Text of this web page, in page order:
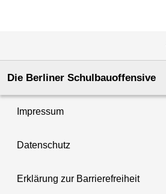
Die Berliner Schulbauoffensive
Impressum
Datenschutz
Erklärung zur Barrierefreiheit